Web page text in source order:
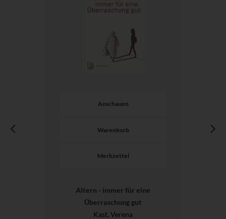
Anschauen
Warenkorb
Merkzettel
Altern - immer für eine
Überraschung gut
Kast, Verena